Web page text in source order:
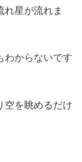
れ星が流れま
わからないです
空を眺めるだけ